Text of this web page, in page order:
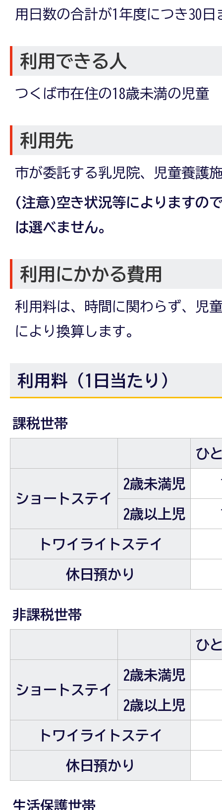
用日数の合計が1年度につき30日
利用できる人
つくば市在住の18歳未満の児童
利用先
市が委託する乳児院、児童養護
(注意)空き状況等によりますの
は選べません。
利用にかかる費用
利用料は、時間に関わらず、児
により換算します。
利用料（1日当たり）
課税世帯
ひ
ショートステイ
2歳未満児
2歳以上児
トワイライトステイ
休日預かり
非課税世帯
ひ
ショートステイ
2歳未満児
2歳以上児
トワイライトステイ
休日預かり
生活保護世帯